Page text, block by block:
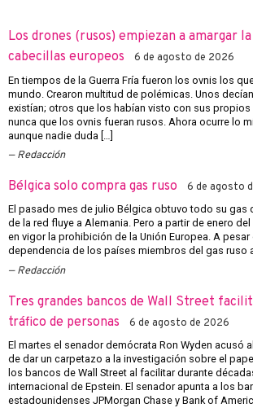
Los drones (rusos) empiezan a amargar
cabecillas europeos
6 de agosto de 2026
En tiempos de la Guerra Fría fueron los ovnis los
mundo. Crearon multitud de polémicas. Unos
existían; otros que los habían visto con sus propios
nunca que los ovnis fueran rusos. Ahora ocurre lo
aunque nadie duda […]
Redacción
Bélgica solo compra gas ruso 6 de agosto
El pasado mes de julio Bélgica obtuvo todo su gas
de la red fluye a Alemania. Pero a partir de enero
en vigor la prohibición de la Unión Europea. A pesar
dependencia de los países miembros del gas ruso
Redacción
Tres grandes bancos de Wall Street
tráfico de personas
6 de agosto de 2026
El martes el senador demócrata Ron Wyden acusó
de dar un carpetazo a la investigación sobre el
los bancos de Wall Street al facilitar durante
internacional de Epstein. El senador apunta a los
estadounidenses JPMorgan Chase y Bank of